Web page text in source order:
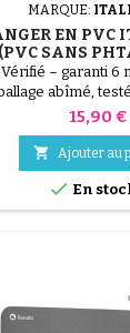
MARQUE:
EN PVC
(PVC SANS
– garanti 6
abîmé,
confort et
il est
deux bords
Prix
15,90 €
 Ajouter au
 En